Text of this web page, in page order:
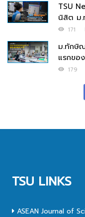
TSU
นิสิต ม.
171
ม.ทักษิ
แรกขอ
179
TSU LINKS
ASEAN Journal of